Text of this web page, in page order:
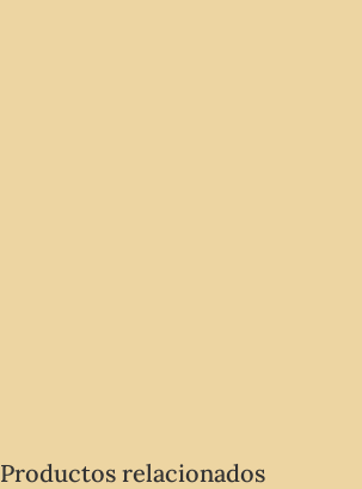
Productos relacionados